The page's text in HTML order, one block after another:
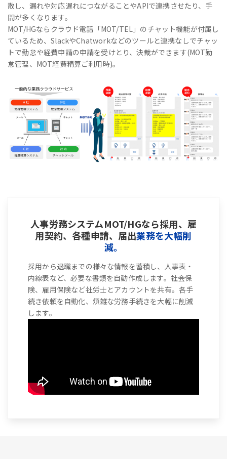
散し、漏れや対応遅れにつながることやAPIで連携させたり、手
間が多くなります。
MOT/HGならクラウド電話「MOT/TEL」のチャット機能が付属し
ているため、SlackやChatworkなどのツールと連携なしでチャッ
トで勤怠や経費申請の申請を受けとり、決裁ができます(MOT勤
怠管理、MOT経費精算ご利用時)。
人事労務システムMOT/HGなら採用、雇
用契約、各種申請、届出業務を大幅削
減。
採用から退職までの様々な情報を蓄積し、人事表・
内線表など、必要な書類を自動作成します。社会保
険、雇用保険など社労士とアカウントを共有。各手
続き依頼を自動化、煩雑な労務手続きを大幅に削減
します。